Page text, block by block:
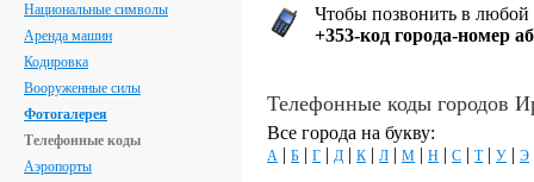
Национальные символы
Аренда машин
Кодировка
Вооруженные силы
Фотогалерея
Телефонные коды
Аэропорты
Чтобы позвонить в любой
+353-код города-номер
Телефонные коды городов
Все города на букву:
А | Б | Г | Д | К | Л | М | Н | С | Т| У | Э